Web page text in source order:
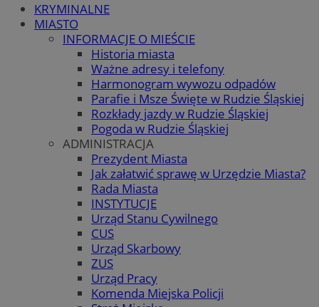
KRYMINALNE
MIASTO
INFORMACJE O MIEŚCIE
Historia miasta
Ważne adresy i telefony
Harmonogram wywozu odpadów
Parafie i Msze Święte w Rudzie Śląskiej
Rozkłady jazdy w Rudzie Śląskiej
Pogoda w Rudzie Śląskiej
ADMINISTRACJA
Prezydent Miasta
Jak załatwić sprawę w Urzędzie Miasta?
Rada Miasta
INSTYTUCJE
Urząd Stanu Cywilnego
CUS
Urząd Skarbowy
ZUS
Urząd Pracy
Komenda Miejska Policji